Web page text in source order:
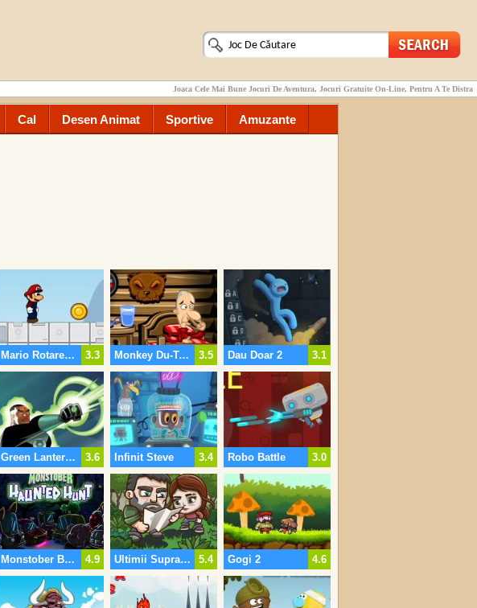
Joaca Cele Mai Bune Jocuri De Aventura, Jocuri Gratuite On-Line, Pentru A Te Distra
Cal Desen Animat Sportive Amuzante
3.3
Mario Rotare Aventura 3.5
Monkey Du-Te Fericit Cabin Escape 3.1
Dau Doar 2
3.6
Green Lantern Space Escape 3.4
Infinit Steve 3.0
Robo Battle
4.9
Monstober Bântuit Hunt 5.4
Ultimii Supraviețuitori 4.6
Gogi 2